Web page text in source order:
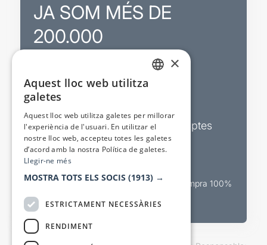
JA SOM MÉS DE
200.000
Sortejos exclusius
Butlletins d’actualitat i descomptes
Valora espectacles
Canal oficial de venda teatral Compra 100%
×
Aquest lloc web utilitza
galetes
Aquest lloc web utilitza galetes per millorar
l'experiència de l'usuari. En utilitzar el
nostre lloc web, accepteu totes les galetes
d’acord amb la nostra Política de galetes.
Llegir-ne més
MOSTRA TOTS ELS SOCIS (1913) →
ESTRICTAMENT NECESSÀRIES
RENDIMENT